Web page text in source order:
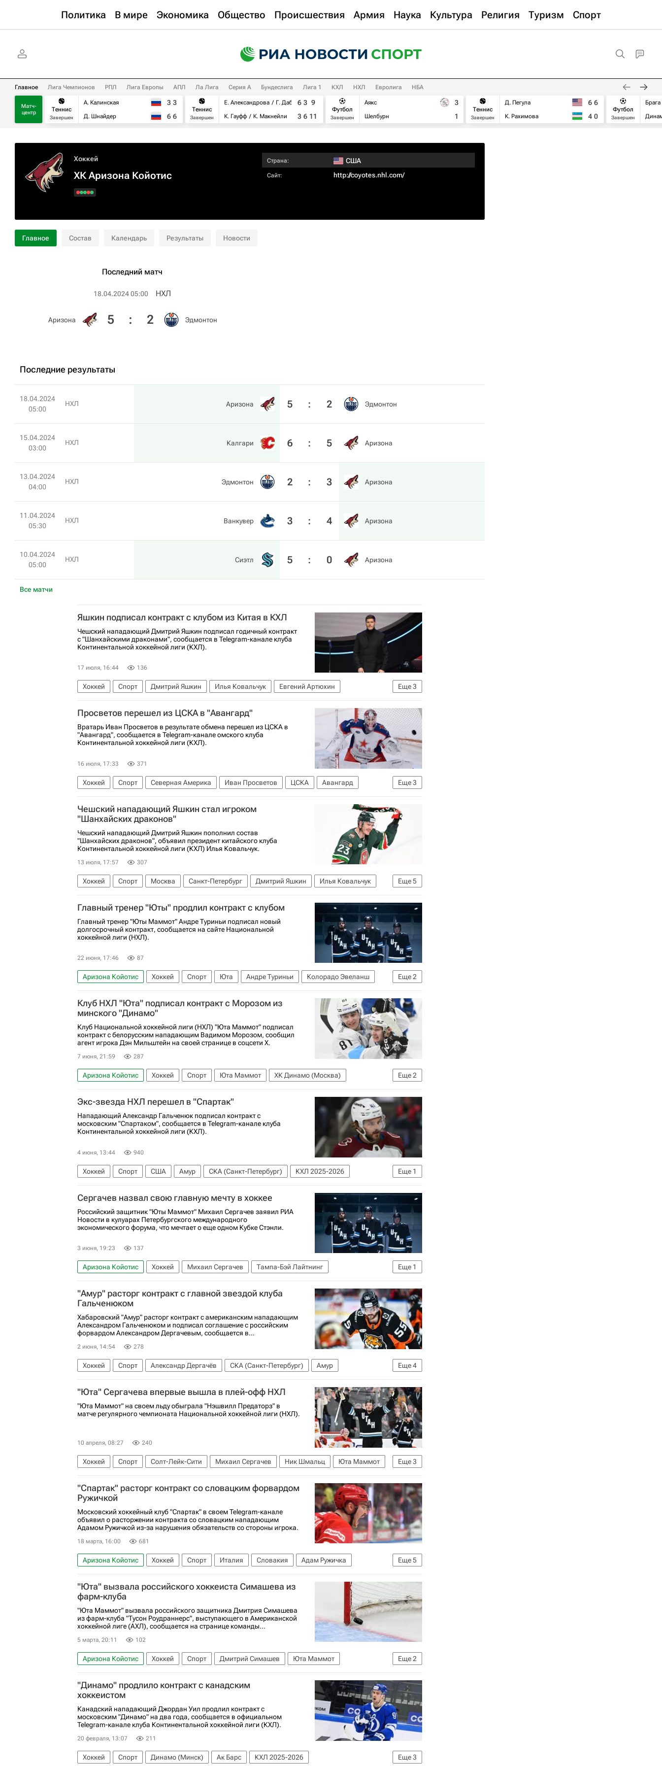
Политика В мире Экономика Общество Происшествия Армия Наука Культура Религия Туризм Спорт
Главное Лига Чемпионов РПЛ Лига Европы АПЛ Ла Лига Серия А Бундеслига Лига 1 КХЛ НХЛ Евролига НБА
Матч-
центр
Теннис
Завершен
А. Калинская
Д. Шнайдер
3 3
6 6
Теннис
Завершен
Е. Александрова
Г. Дабровски
К. Гауфф
К. Макнейли
6 3 9
3 6 11
Футбол
Завершен
Аякс
Шелбурн
3
1
Теннис
Завершен
Д. Пегула
К. Рахимова
6 6
4 0
Футбол
Завершен
Брага
Хоккей
ХК Аризона Койотис
Страна: США
Сайт: http://coyotes.nhl.com/
Главное Состав Календарь Результаты Новости
Последний матч
18.04.2024 05:00 НХЛ
Аризона 5 : 2 Эдмонтон
Последние результаты
Все матчи
18.04.2024
05:00
НХЛ Аризона 5 : 2 Эдмонтон
15.04.2024
03:00
НХЛ Калгари 6 : 5 Аризона
13.04.2024
04:00
НХЛ Эдмонтон 2 : 3 Аризона
11.04.2024
05:30
НХЛ Ванкувер 3 : 4 Аризона
10.04.2024
05:00
НХЛ Сиэтл 5 : 0 Аризона
Яшкин подписал контракт с клубом из Китая в КХЛ
Чешский нападающий Дмитрий Яшкин подписал годичный контракт
с "Шанхайскими драконами", сообщается в Telegram-канале клуба
Континентальной хоккейной лиги (КХЛ).
17 июля, 16:44 136
Еще3
Хоккей Спорт Дмитрий Яшкин Илья Ковальчук
Евгений Артюхин
Шанхайские драконы
Ак Барс КХЛ 2025-2026
Просветов перешел из ЦСКА в "Авангард"
Вратарь Иван Просветов в результате обмена перешел из ЦСКА в
"Авангард", сообщается в Telegram-канале омского клуба
Континентальной хоккейной лиги (КХЛ).
16 июля, 17:33 371
Еще3
Хоккей Спорт Северная Америка Иван Просветов ЦСКА
Авангард
Калгари Флэймз
КХЛ 2025-2026 Национальная хоккейная лига (НХЛ)
Чешский нападающий Яшкин стал игроком
"Шанхайских драконов"
Чешский нападающий Дмитрий Яшкин пополнил состав
"Шанхайских драконов", объявил президент китайского клуба
Континентальной хоккейной лиги (КХЛ) Илья Ковальчук.
13 июля, 17:57 307
Еще5
Хоккей Спорт Москва Санкт-Петербург Дмитрий Яшкин
Илья Ковальчук
Шанхайские драконы
СКА (Санкт-Петербург) Ак Барс
КХЛ 2025-2026
Национальная хоккейная лига (НХЛ)
Главный тренер "Юты" продлил контракт с клубом
Главный тренер "Юты Маммот" Андре Туриньи подписал новый
долгосрочный контракт, сообщается на сайте Национальной
хоккейной лиги (НХЛ).
22 июня, 17:46 87
Еще2
Аризона Койотис Хоккей Спорт Юта Андре Туриньи
Колорадо Эвеланш
Ванкувер Кэнакс
Национальная хоккейная лига (НХЛ)
Клуб НХЛ "Юта" подписал контракт с Морозом из
минского "Динамо"
Клуб Национальной хоккейной лиги (НХЛ) "Юта Маммот" подписал
контракт с белорусским нападающим Вадимом Морозом, сообщил
агент игрока Дэн Мильштейн на своей странице в соцсети X.
7 июня, 21:59 287
Еще2
Аризона Койотис Хоккей Спорт Юта Маммот
ХК Динамо (Москва)
Национальная хоккейная лига (НХЛ)
КХЛ 2025-2026
Экс-звезда НХЛ перешел в "Спартак"
Нападающий Александр Гальченюк подписал контракт с
московским "Спартаком", сообщается в Telegram-канале клуба
Континентальной хоккейной лиги (КХЛ).
4 июня, 13:44 940
Еще 1
Хоккей Спорт США Амур СКА (Санкт-Петербург)
КХЛ 2025-2026
Национальная хоккейная лига (НХЛ)
Сергачев назвал свою главную мечту в хоккее
Российский защитник "Юты Маммот" Михаил Сергачев заявил РИА
Новости в кулуарах Петербургского международного
экономического форума, что мечтает о еще одном Кубке Стэнли.
3 июня, 19:23 137
Еще 1
Аризона Койотис Хоккей Михаил Сергачев
Тампа-Бэй Лайтнинг
Национальная хоккейная лига (НХЛ)
"Амур" расторг контракт с главной звездой клуба
Гальченюком
Хабаровский "Амур" расторг контракт с американским нападающим
Александром Гальченюком и подписал соглашение с российским
форвардом Александром Дергачевым, сообщается в...
2 июня, 14:54 278
Еще4
Хоккей Спорт Александр Дергачёв СКА (Санкт-Петербург)
Амур
Колорадо Эвеланш
Кирилл Слепец
КХЛ 2025-2026
Национальная хоккейная лига (НХЛ)
"Юта" Сергачева впервые вышла в плей-офф НХЛ
"Юта Маммот" на своем льду обыграла "Нэшвилл Предаторз" в
матче регулярного чемпионата Национальной хоккейной лиги (НХЛ).
10 апреля, 08:27 240
Еще3
Хоккей Спорт Солт-Лейк-Сити Михаил Сергачев Ник Шмальц
Юта Маммот
Кайлер Ямамото
Нэшвилл Предаторз Национальная хоккейная лига (НХЛ)
"Спартак" расторг контракт со словацким форвардом
Ружичкой
Московский хоккейный клуб "Спартак" в своем Telegram-канале
объявил о расторжении контракта со словацким нападающим
Адамом Ружичкой из-за нарушения обязательств со стороны игрока.
18 марта, 16:00 681
Еще5
Аризона Койотис Хоккей Спорт Италия Словакия
Адам Ружичка
ХК Спартак (Москва)
Россия Калгари Флэймз
КХЛ 2025-2026
Национальная хоккейная лига (НХЛ)
"Юта" вызвала российского хоккеиста Симашева из
фарм-клуба
"Юта Маммот" вызвала российского защитника Дмитрия Симашева
из фарм-клуба "Тусон Роудраннерс", выступающего в Американской
хоккейной лиге (АХЛ), сообщается на странице команды...
5 марта, 20:11 102
Еще2
Аризона Койотис Хоккей Спорт Дмитрий Симашев
Юта Маммот
Филадельфия Флайерз
Национальная хоккейная лига (НХЛ)
"Динамо" продлило контракт с канадским
хоккеистом
Канадский нападающий Джордан Уил продлил контракт с
московским "Динамо" на два года, сообщается в официальном
Telegram-канале клуба Континентальной хоккейной лиги (КХЛ).
20 февраля, 13:07 211
Еще3
Хоккей Спорт Динамо (Минск) Ак Барс КХЛ 2025-2026